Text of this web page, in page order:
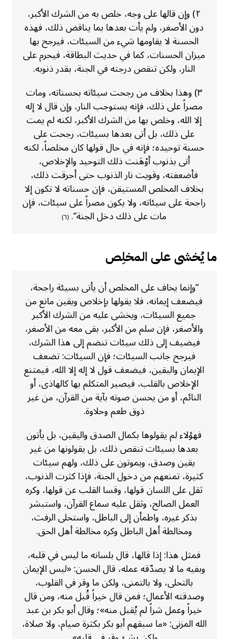
٢) وإن قالها على وجه، خلص به من الشرك الأكبر،
دون الأصغر، ولم يأت بعدها بما يناقض ذلك، فهذه
الحسنة لا يقاومها شيء من السيئات، فيرجح بها
ميزان الحسنات، كما في حديث البطاقة، فيحرم على
النار، ولكن تنقص درجته في الجنة، بقدر ذنوبه.
٣) وهذا بخلاف من رجحت سيئاته بحسناته، ومات
مصراً على ذلك، فإنه يستوجب النار، وإن قال لا إله
إلا الله، وخلص بها من الشرك الأكبر، لكنه لم يمت
على ذلك، بل أتى بعدها بسيئات، رجحت على
حسنة توحيده؛ فإنه في حال قولها كان مخلصاً، لكنه
أتى بذنوب أوْهَنت ذلك التوحيد والإخلاص،
فأضعفته، وقويت نار الذنوب حتى أحرقت ذلك،
بخلاف المخلص المستيقن، فإن حسناته لا تكون إلا
راجحة على سيئاته، ولا يكون مصراً على سيئات، فإن
مات على ذلك دخل الجنة”. (٦)
ما يُخشى على المخلِص
“وإنما يخاف على المخلص أن يأتى بسيئة راجحة،
فيضعف إيمانه، فلا يقولها بإخلاص ويقين مانع من
جميع السيئات، ويخشى عليه من الشرك الأكبر
والأصغر، فإن سلم من الأكبر، بقى معه من الأصغر،
فيضيف إلى ذلك سيئات تنضم إلى هذا الشرك،
فيرجح جانب السيئات؛ فإن السيئات: تضعف
الإيمان واليقين، فيضعف قول لا إله إلا الله، فيمتنع
الإخلاص بالقلب، فيصير المتكلم بها كالهاذى، أو
النائم، أو من يحسن صوته بآية من القرآن، من غير
ذوق طعم وحلاوة.
فهؤلاء لم يقولوها بكمال الصدق واليقين، بل يأتون
بعدها بسيئات تنقص ذلك، بل يقولونها من غير
يقين وصدق، ويموتون على ذلك، ولهم سيئات
كثيرة، تمنعهم من دخول الجنة، فإذا كثرت الذنوب،
ثقل على اللسان قولها، وقسا القلب عن قولها، وكره
العمل الصالح، وثقل عليه سماع القرآن، واستبشر
بذكر غيره، واطمأن إلى الباطل، واستحلى الرفث،
ومخالطة أهل الباطل وكره مخالطة أهل الحق.
فمثل هذا: إذا قالها، قال بلسانه ما ليس في قلبه،
وبفيه ما لا يصدّقه عمله، قال الحسن: «ليس الإيمان
بالتحلى، ولا بالتمنى، ولكن ما وقر في القلوب،
وصدقته الأعمال؛ فمن قال خيراً قُبل منه، ومن قال
خيراً وعمل شراً لم يُقبل منه»؛ وقال أبو بكر بن عبد
الله المزنى: «ما سبقهم أبو بكر بكثرة صيام، ولا صلاة،